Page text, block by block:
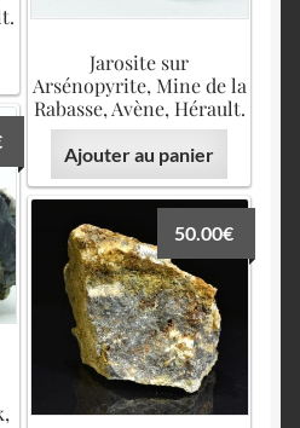
Jarosite sur
Arsénopyrite, Mine de la
Rabasse, Avène, Hérault.
Ajouter au panier
50.00€